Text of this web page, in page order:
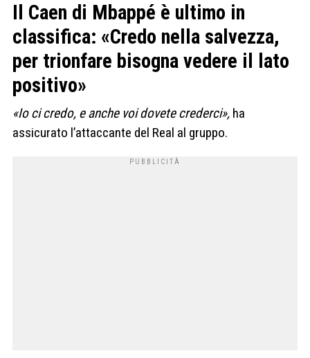
Il Caen di Mbappé è ultimo in
classifica: «Credo nella salvezza,
per trionfare bisogna vedere il lato
positivo»
«Io ci credo, e anche voi dovete crederci», ha
assicurato l’attaccante del Real al gruppo.